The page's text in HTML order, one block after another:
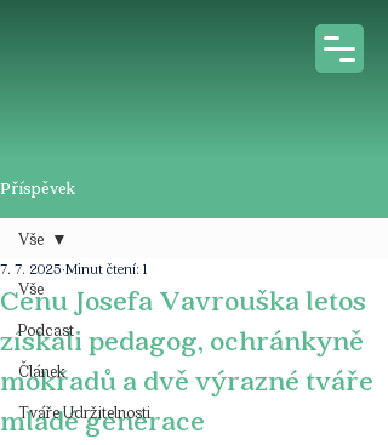
Příspěvek
Vše
Podcast
Článek
Tváře Udržitelnosti
Vše
Cenu Josefa Vavrouška letos
získali pedagog, ochránkyně
mokřadů a dvě výrazné tváře
mladé generace
7. 7. 2025 Minut čtení: 1